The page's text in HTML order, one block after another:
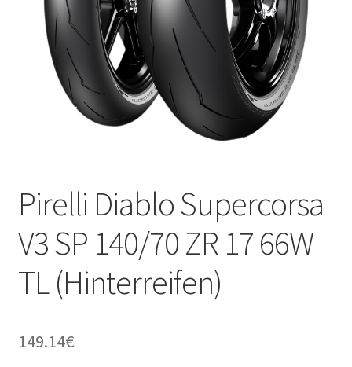
Pirelli Diablo Supercorsa
V3 SP 140/70 ZR 17 66W
TL (Hinterreifen)
149.14€